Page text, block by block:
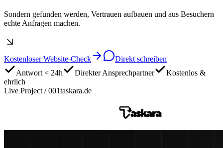
Sondern gefunden werden, Vertrauen aufbauen und aus Besuchern
echte Anfragen machen.
Kostenloser Website-Check
Direkt schreiben
Antwort < 24h
Direkter Ansprechpartner
Kostenlos &
ehrlich
Live Project / 001taskara.de